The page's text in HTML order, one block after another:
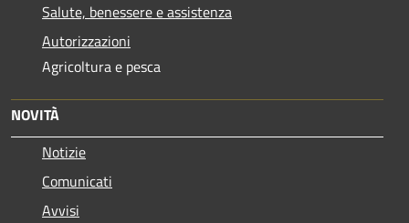
Salute, benessere e assistenza
Autorizzazioni
Agricoltura e pesca
NOVITÀ
Notizie
Comunicati
Avvisi